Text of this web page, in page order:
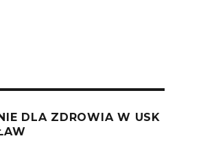
DLA ZDROWIA W USK